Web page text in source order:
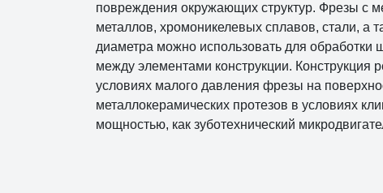
повреждения окружающих структур. Фрезы с
металлов, хромоникелевых сплавов, стали, а
диаметра можно использовать для обработки
между элементами конструкции. Конструкция
условиях малого давления фрезы на
металлокерамических протезов в условиях
мощностью, как зуботехнический